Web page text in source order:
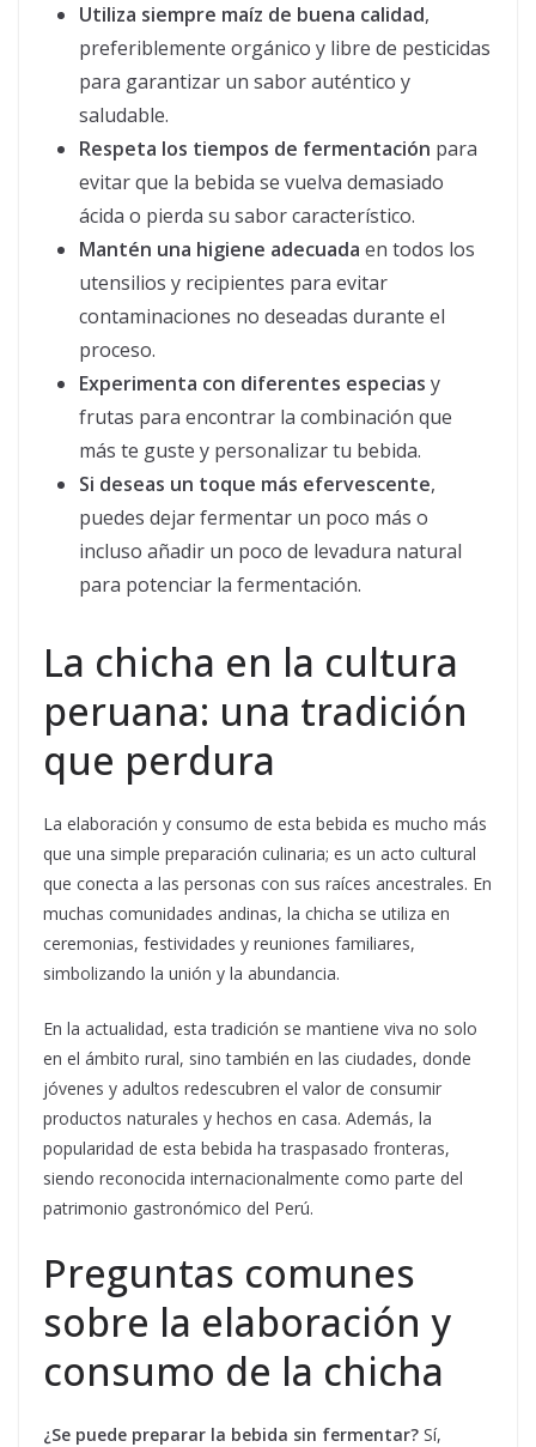
Utiliza siempre maíz de buena calidad,
preferiblemente orgánico y libre de pesticidas
para garantizar un sabor auténtico y
saludable.
Respeta los tiempos de fermentación para
evitar que la bebida se vuelva demasiado
ácida o pierda su sabor característico.
Mantén una higiene adecuada en todos los
utensilios y recipientes para evitar
contaminaciones no deseadas durante el
proceso.
Experimenta con diferentes especias y
frutas para encontrar la combinación que
más te guste y personalizar tu bebida.
Si deseas un toque más efervescente,
puedes dejar fermentar un poco más o
incluso añadir un poco de levadura natural
para potenciar la fermentación.
La chicha en la cultura
peruana: una tradición
que perdura
La elaboración y consumo de esta bebida es mucho más
que una simple preparación culinaria; es un acto cultural
que conecta a las personas con sus raíces ancestrales. En
muchas comunidades andinas, la chicha se utiliza en
ceremonias, festividades y reuniones familiares,
simbolizando la unión y la abundancia.
En la actualidad, esta tradición se mantiene viva no solo
en el ámbito rural, sino también en las ciudades, donde
jóvenes y adultos redescubren el valor de consumir
productos naturales y hechos en casa. Además, la
popularidad de esta bebida ha traspasado fronteras,
siendo reconocida internacionalmente como parte del
patrimonio gastronómico del Perú.
Preguntas comunes
sobre la elaboración y
consumo de la chicha
¿Se puede preparar la bebida sin fermentar? Sí,